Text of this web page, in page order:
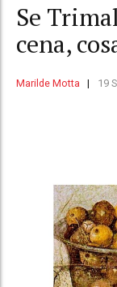
Se
cena,
Marilde Motta 19